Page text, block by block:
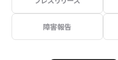
障害報告